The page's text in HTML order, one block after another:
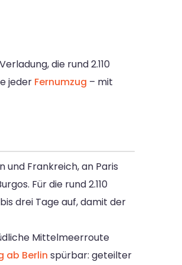
die rund 2.110
jeder Fernumzug – mit
und Frankreich, an Paris
Für die rund 2.110
drei Tage auf, damit der
Mittelmeerroute
ab Berlin spürbar: geteilter